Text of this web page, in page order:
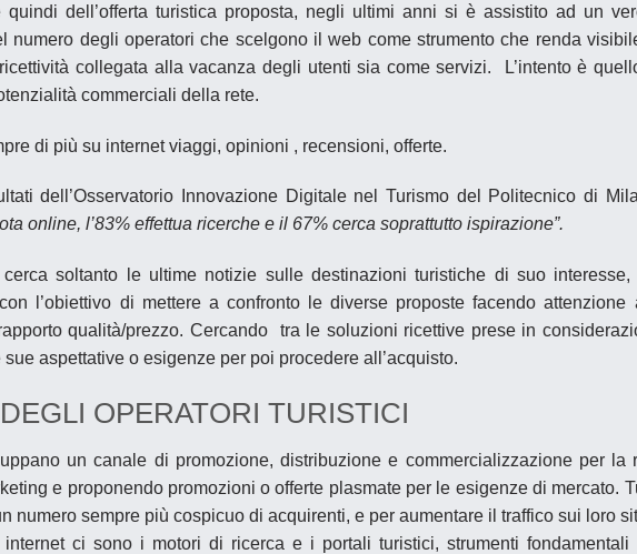
dell’offerta turistica proposta, negli ultimi anni si è assistito ad un
numero degli operatori che scelgono ilweb come strumento che renda
ricettività collegata alla vacanza degli utenti sia comeservizi. L’intento è
commerciali della rete.
di più su internet viaggi, opinioni , recensioni, offerte.
dell’Osservatorio Innovazione Digitale nel Turismo del Politecnico di
online, l’83% effettua ricerche e il 67% cerca soprattutto ispirazione”.
cerca soltanto le ultime notizie sulle destinazioni turistiche di suo interesse,
l’obiettivo di mettere a confronto le diverse proposte facendo attenzione
qualità/prezzo. Cercando tra le soluzioni ricettive prese in
aspettative o esigenze per poi procedere all’acquisto.
OPERATORI TURISTICI
un canale di promozione, distribuzione e commercializzazione per la
e proponendo promozioni o offerte plasmate per le esigenze di mercato.
numero sempre più cospicuo di acquirenti, e per aumentare il traffico sui loro
ci sono i motori di ricerca e i portali turistici, strumenti fondamentali